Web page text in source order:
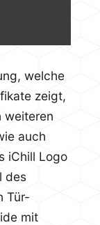
welche
zeigt,
weiteren
auch
iChill Logo
des
Tür-
mit